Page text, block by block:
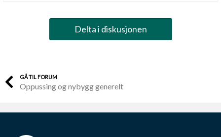
Delta i diskusjonen
GÅ TIL FORUM
Oppussing og nybygg generelt